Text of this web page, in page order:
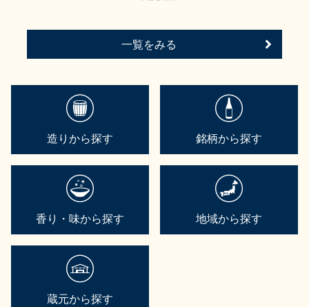
一覧をみる
造りから探す 銘柄から探す
香り・味から探す 地域から探す
蔵元から探す